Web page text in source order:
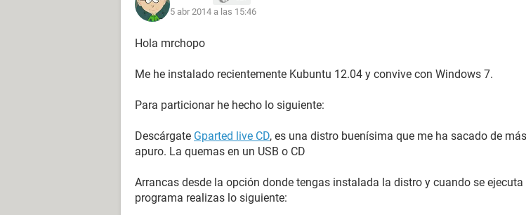
5 abr 2014 a las 15:46
Hola mrchopo
Me he instalado recientemente Kubuntu 12.04 y convive con Windows 7.
Para particionar he hecho lo siguiente:
Descárgate Gparted live CD, es una distro buenísima que me ha sacado de
apuro. La quemas en un USB o CD
Arrancas desde la opción donde tengas instalada la distro y cuando se ejecuta
programa realizas lo siguiente: